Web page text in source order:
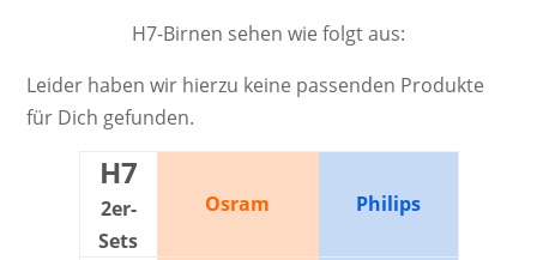
H7-Birnen sehen wie folgt aus:
Leider haben wir hierzu keine passenden Produkte
für Dich gefunden.
H7
2er-
Sets
Osram Philips